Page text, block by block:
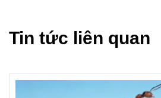
Tin tức liên quan